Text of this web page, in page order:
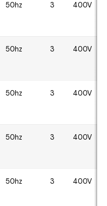
50hz 3 400V
50hz 3 400V
50hz 3 400V
50hz 3 400V
50hz 3 400V